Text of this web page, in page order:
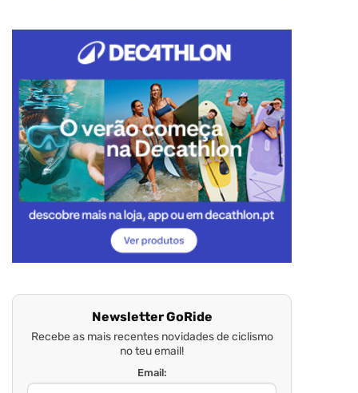
Newsletter GoRide
Recebe as mais recentes novidades de ciclismo
no teu email!
Email: